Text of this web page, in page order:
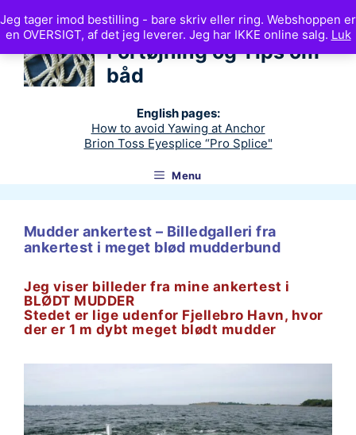
Jeg tager imod bestilling - bare skriv eller ring. Webshoppen er
en OVERSIGT, af det jeg leverer. Jeg har IKKE online salg. Luk
til
indhold
Ankerteknik
Fortøjning og Tips om
båd
English pages:
How to avoid Yawing at Anchor
Brion Toss Eyesplice “Pro Splice"
Menu
Mudder ankertest – Billedgalleri fra
ankertest i meget blød mudderbund
Jeg viser billeder fra mine ankertest i
BLØDT MUDDER
Stedet er lige udenfor Fjellebro Havn, hvor
der er 1 m dybt meget blødt mudder